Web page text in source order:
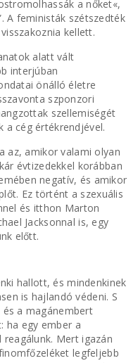
a nőket«,
A feministák szétszedték
kellett.
alatt vált
interjúban
önálló életre
szponzori
szellemiségét
cég értékrendjével.
az, amikor valami olyan
évtizedekkel korábban
negatív, és amikor
Ez történt a szexuális
és itthon Marton
Jacksonnal is, egy
előtt.
hallott, és mindenkinek
is hajlandó védeni. S
és a magánembert
ha egy ember a
Mert igazán
legfeljebb